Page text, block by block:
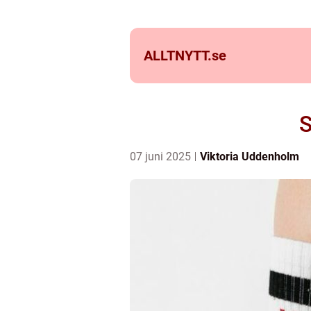
ALLTNYTT.se
07 juni 2025 Viktoria Uddenholm